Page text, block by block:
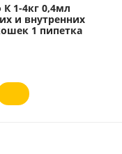
1-4кг 0,4мл
и внутренних
1 пипетка